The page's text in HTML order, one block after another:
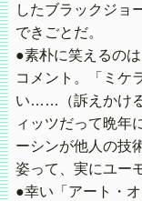
したブラックジョ
できごとだ。
●素朴に笑えるの
コメント。「ミケ
い……（訴えかけ
ィッツだって晩年
ーシンが他人の技
姿って、実にユー
●幸い「アート・